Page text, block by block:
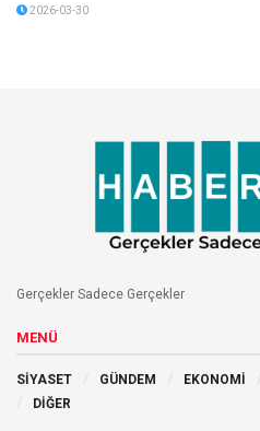
2026-03-30
Gerçekler Sadece Gerçekler
MENÜ
SİYASET GÜNDEM EKONOMİ
DİĞER